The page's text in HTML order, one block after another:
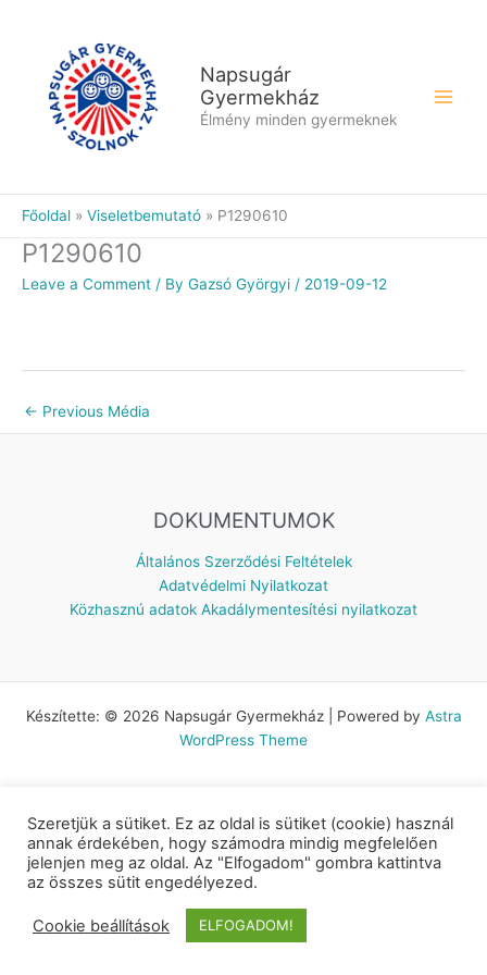
Napsugár
Gyermekház
Élmény minden gyermeknek
Főoldal Viseletbemutató P1290610
P1290610
Leave a Comment / By Gazsó Györgyi / 2019-09-12
← Previous Média
DOKUMENTUMOK
Általános Szerződési Feltételek
Adatvédelmi Nyilatkozat
Közhasznú adatok Akadálymentesítési nyilatkozat
Készítette: © 2026 Napsugár Gyermekház | Powered by Astra
WordPress Theme
Szeretjük a sütiket. Ez az oldal is sütiket (cookie) használ
annak érdekében, hogy számodra mindig megfelelően
jelenjen meg az oldal. Az "Elfogadom" gombra kattintva
az összes sütit engedélyezed.
Cookie beállítások ELFOGADOM!